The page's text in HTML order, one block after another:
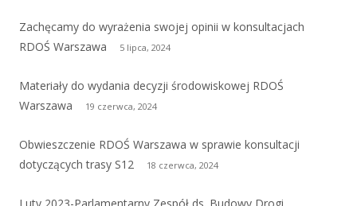
Zachęcamy do wyrażenia swojej opinii w konsultacjach
RDOŚ Warszawa
5 lipca, 2024
Materiały do wydania decyzji środowiskowej RDOŚ
Warszawa
19 czerwca, 2024
Obwieszczenie RDOŚ Warszawa w sprawie konsultacji
dotyczących trasy S12
18 czerwca, 2024